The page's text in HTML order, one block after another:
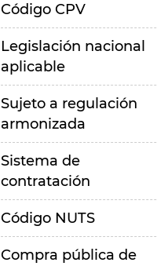
Código CPV
Legislación nacional
aplicable
Sujeto a regulación
armonizada
Sistema de
contratación
Código NUTS
Compra pública de